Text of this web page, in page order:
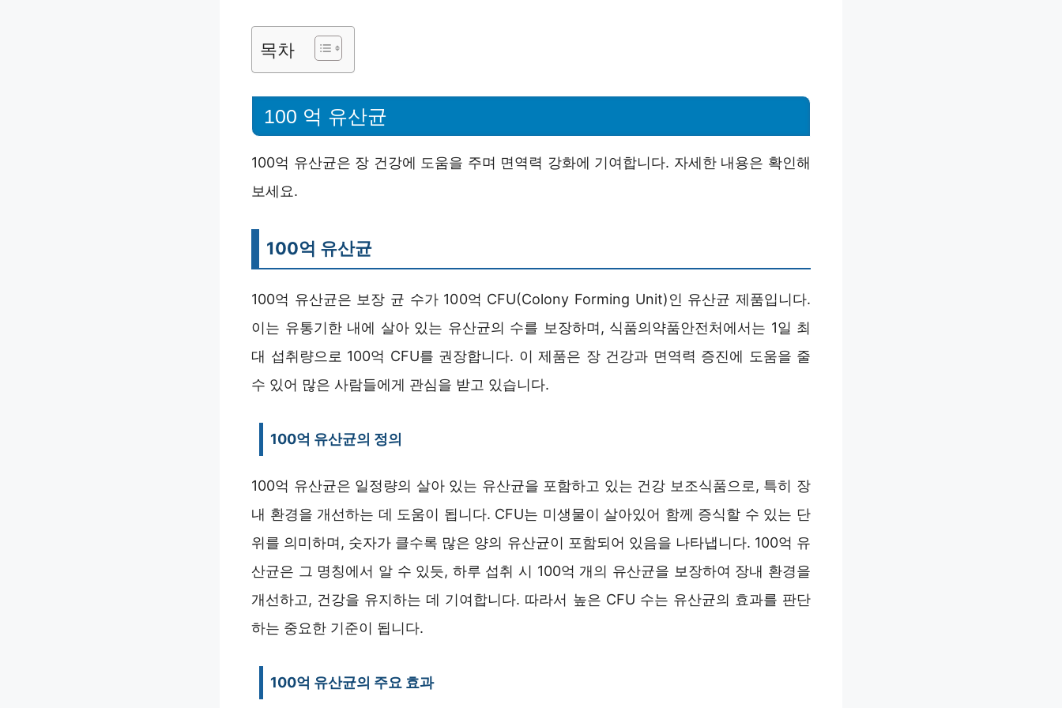
목차
100 억 유산균
100억 유산균은 장 건강에 도움을 주며 면역력 강화에 기여합니다. 자세한 내용은 확인해
보세요.
100억 유산균
100억 유산균은 보장 균 수가 100억 CFU(Colony Forming Unit)인 유산균 제품입니다.
이는 유통기한 내에 살아 있는 유산균의 수를 보장하며, 식품의약품안전처에서는 1일 최
대 섭취량으로 100억 CFU를 권장합니다. 이 제품은 장 건강과 면역력 증진에 도움을 줄
수 있어 많은 사람들에게 관심을 받고 있습니다.
100억 유산균의 정의
100억 유산균은 일정량의 살아 있는 유산균을 포함하고 있는 건강 보조식품으로, 특히 장
내 환경을 개선하는 데 도움이 됩니다. CFU는 미생물이 살아있어 함께 증식할 수 있는 단
위를 의미하며, 숫자가 클수록 많은 양의 유산균이 포함되어 있음을 나타냅니다. 100억 유
산균은 그 명칭에서 알 수 있듯, 하루 섭취 시 100억 개의 유산균을 보장하여 장내 환경을
개선하고, 건강을 유지하는 데 기여합니다. 따라서 높은 CFU 수는 유산균의 효과를 판단
하는 중요한 기준이 됩니다.
100억 유산균의 주요 효과